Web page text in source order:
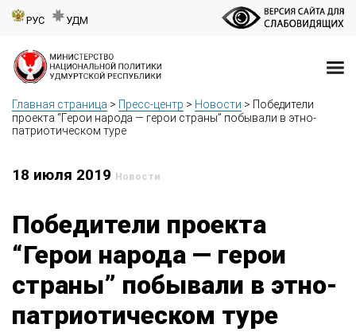
РУС УДМ
Главная страница > Пресс-центр > Новости > Победители
проекта “Герои народа — герои страны” побывали в этно-
патриотическом туре
18 июля 2019 Новости
Победители проекта
“Герои народа — герои
страны” побывали в этно-
патриотическом туре